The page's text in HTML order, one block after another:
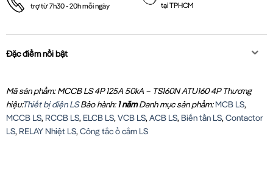
trợ từ 7h30 - 20h mỗi ngày
tại TPHCM
Đặc điểm nổi bật
Mã sản phẩm: MCCB LS 4P 125A 50kA – TS160N ATU160 4PThương
hiệu:Thiết bị điện LS Bảo hành:1 nămDanh mục sản phẩm:MCB LS,
MCCB LS, RCCB LS, ELCB LS,VCB LS,ACB LS, Biến tần LS,Contactor
LS, RELAY Nhiệt LS,Công tắc ổ cắm LS